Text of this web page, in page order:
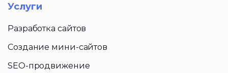
Услуги
Разработка сайтов
Создание мини-сайтов
SEO-продвижение